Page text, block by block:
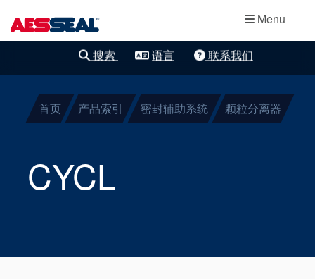
Menu
轴承保护器
集装式机械密
封
两部件密封
干气密封
搜索 语言 联系我们
首页 产品索引 密封辅助系统 颗粒分离器
CYCL